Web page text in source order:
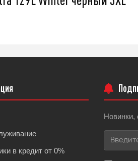
в кредит от 0%
Новинки,